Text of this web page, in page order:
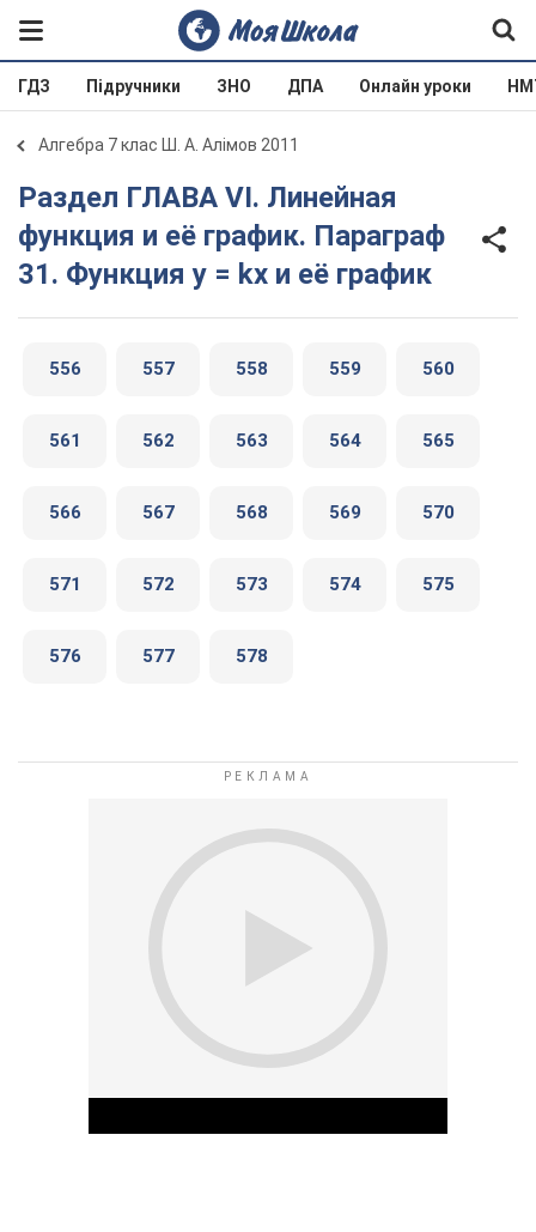
ГДЗ Підручники ЗНО ДПА Онлайн уроки
Алгебра 7 клас Ш. А. Алімов 2011
Раздел ГЛАВА VI. Линейная
функция и её график. Параграф
31. Функция y = kx и её график
556 557 558 559 560
561 562 563 564 565
566 567 568 569 570
571 572 573 574 575
576 577 578